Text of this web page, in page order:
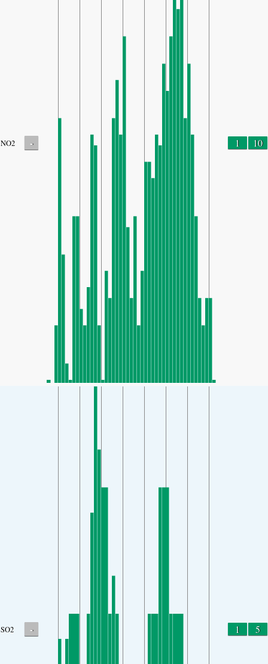
NO2 - 1 10
SO2 - 1 5